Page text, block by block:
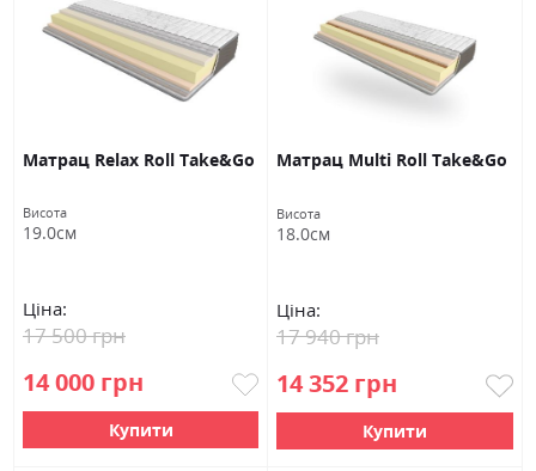
Матрац Relax Roll Take&Go
Висота
19.0см
Ціна:
14 000 грн
17 500 грн
Купити
Матрац Multi Roll Take&Go
Висота
18.0см
Ціна:
14 352 грн
17 940 грн
Купити